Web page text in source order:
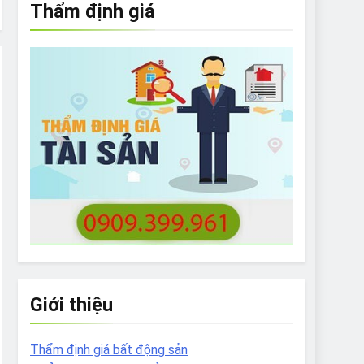
to What Bulldogs Can (and can’t) Eat
Do I Need to Groom My Bulldog
Thẩm định giá
Giới thiệu
Thẩm định giá bất động sản